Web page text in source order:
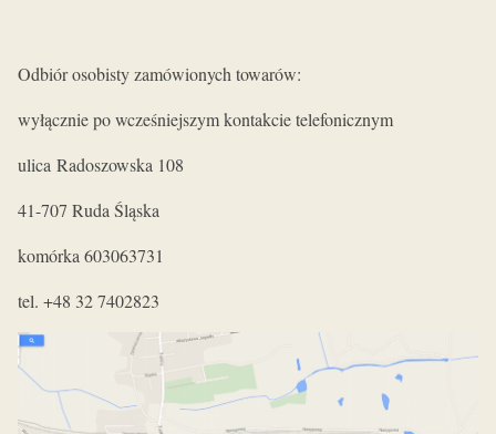
Odbiór osobisty zamówionych towarów:
wyłącznie po wcześniejszym kontakcie telefonicznym
ulica Radoszowska 108
41-707 Ruda Śląska
komórka 603063731
tel. +48 32 7402823